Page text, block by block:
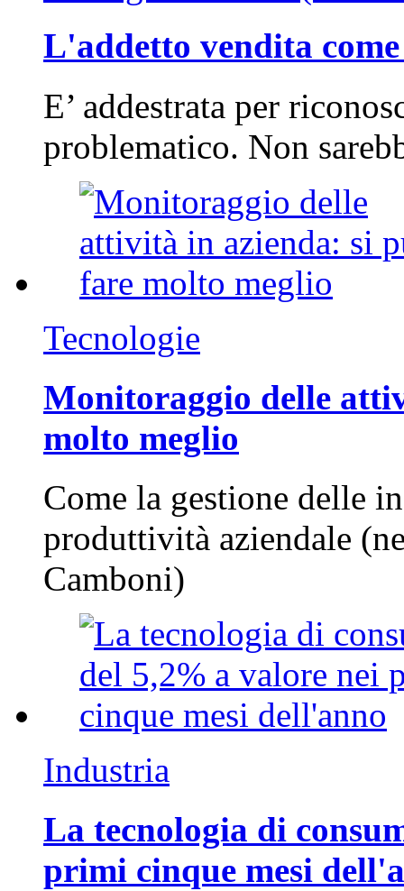
L'addetto vendita
E’ addestrata per
problematico. Non
Tecnologie
Monitoraggio delle
molto meglio
Come la gestione delle
produttività aziendale
Camboni)
Industria
La tecnologia di
primi cinque mesi